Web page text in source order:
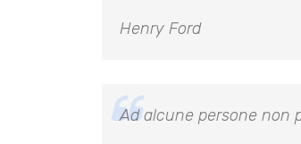
Henry Ford
Ad alcune persone non